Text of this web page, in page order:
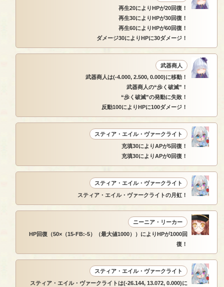
再生20によりHPが20回復！
再生30によりHPが30回復！
再生60によりHPが60回復！
ダメージ30によりHPに30ダメージ！
武器商人
武器商人は(-4.000, 2.500, 0.000)に移動！
武器商人の“歩く破滅”！
“歩く破滅”の発動に失敗！
反動100によりHPに100ダメージ！
スティア・エイル・ヴァークライト
充填30によりAPが5回復！
充填30によりAPが0回復！
スティア・エイル・ヴァークライト
スティア・エイル・ヴァークライトの月虹！
ニーニア・リーカー
HP回復（50×（15-FB:-5）（最大値1000））によりHPが1000回
復！
スティア・エイル・ヴァークライト
スティア・エイル・ヴァークライトは(-26.144, 13.072, 0.000)に